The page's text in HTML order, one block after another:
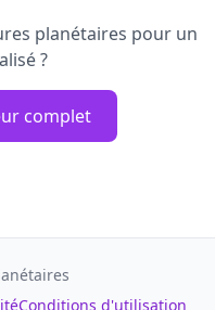
planétaires pour un
?
complet
Conditions d'utilisation